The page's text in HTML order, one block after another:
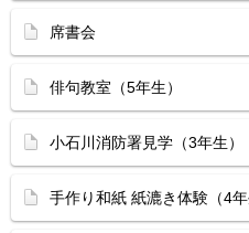
席書会
俳句教室（5年生）
小石川消防署見学（3年生）
手作り和紙 紙漉き体験（4年